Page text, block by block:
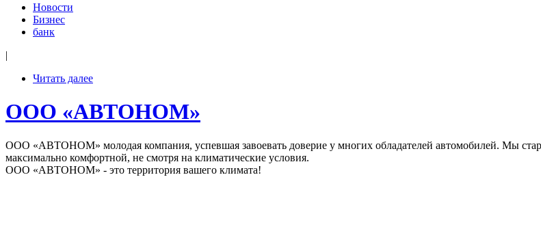
Новости
Бизнес
банк
|
Читать далее
ООО «АВТОНОМ»
ООО «АВТОНОМ» молодая компания, успевшая завоевать доверие у многих обладателей автомобилей. Мы
максимально комфортной, не смотря на климатические условия.
ООО «АВТОНОМ» - это территория вашего климата!